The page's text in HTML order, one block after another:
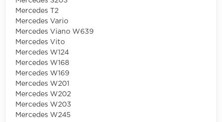
Mercedes T2
Mercedes Vario
Mercedes Viano W639
Mercedes Vito
Mercedes W124
Mercedes W168
Mercedes W169
Mercedes W201
Mercedes W202
Mercedes W203
Mercedes W245